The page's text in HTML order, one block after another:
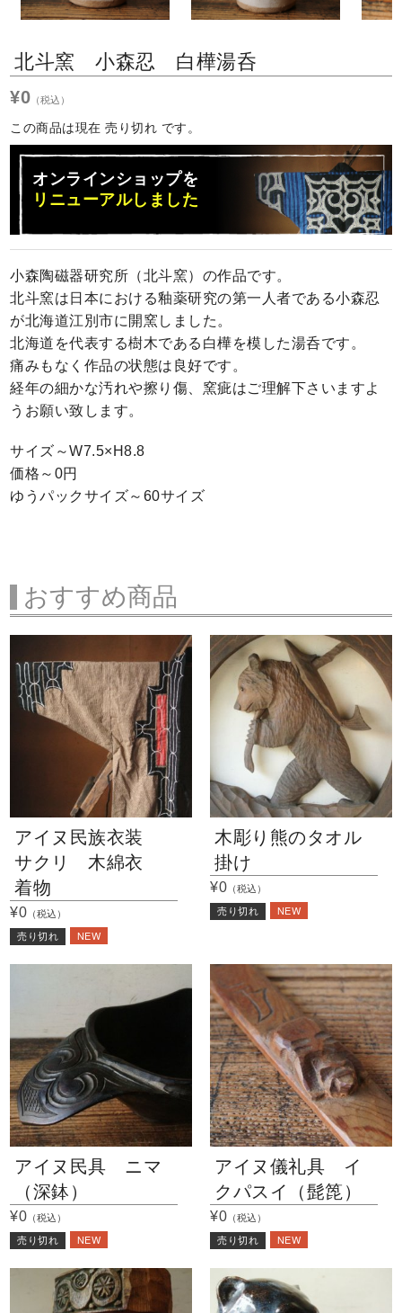
Next
北斗窯 小森忍 白樺湯呑
¥0 （税込）
この商品は現在 売り切れ です。
オンラインショップを
リニューアルしました
小森陶磁器研究所（北斗窯）の作品です。
北斗窯は日本における釉薬研究の第一人者である小森忍
が北海道江別市に開窯しました。
北海道を代表する樹木である白樺を模した湯呑です。
痛みもなく作品の状態は良好です。
経年の細かな汚れや擦り傷、窯疵はご理解下さいますよ
うお願い致します。
サイズ～W7.5×H8.8
価格～0円
ゆうパックサイズ～60サイズ
おすすめ商品
アイヌ民族衣装
サクリ 木綿衣
着物
¥0 （税込）
売り切れ NEW
木彫り熊のタオル
掛け
¥0 （税込）
売り切れ NEW
アイヌ民具 ニマ
（深鉢）
¥0 （税込）
売り切れ NEW
アイヌ儀礼具 イ
クパスイ（髭箆）
¥0 （税込）
売り切れ NEW